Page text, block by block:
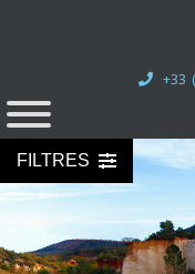
+33
FILTRES